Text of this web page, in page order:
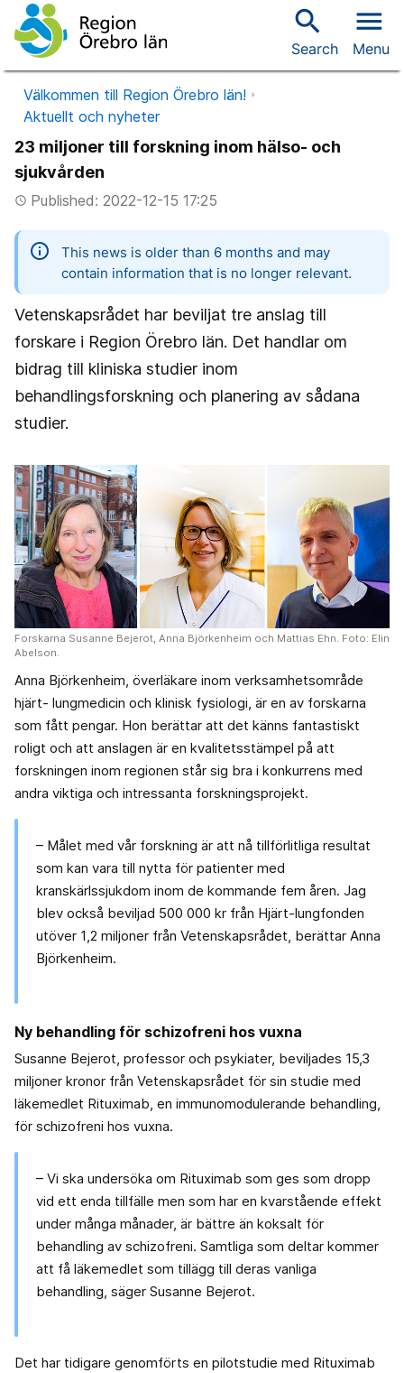
search
Search
menu
Menu
Välkommen till Region Örebro län!
Aktuellt och nyheter
23 miljoner till forskning inom hälso- och
sjukvården
access_timePublished: 2022-12-15 17:25
information
This news is older than 6 months and may
contain information that is no longer relevant.
Vetenskapsrådet har beviljat tre anslag till
forskare i Region Örebro län. Det handlar om
bidrag till kliniska studier inom
behandlingsforskning och planering av sådana
studier.
Forskarna Susanne Bejerot, Anna Björkenheim och Mattias Ehn. Foto: Elin
Abelson.
Anna Björkenheim, överläkare inom verksamhetsområde
hjärt- lungmedicin och klinisk fysiologi, är en av forskarna
som fått pengar. Hon berättar att det känns fantastiskt
roligt och att anslagen är en kvalitetsstämpel på att
forskningen inom regionen står sig bra i konkurrens med
andra viktiga och intressanta forskningsprojekt.
– Målet med vår forskning är att nå tillförlitliga resultat
som kan vara till nytta för patienter med
kranskärlssjukdom inom de kommande fem åren. Jag
blev också beviljad 500 000 kr från Hjärt-lungfonden
utöver 1,2 miljoner från Vetenskapsrådet, berättar Anna
Björkenheim.
Ny behandling för schizofreni hos vuxna
Susanne Bejerot, professor och psykiater, beviljades 15,3
miljoner kronor från Vetenskapsrådet för sin studie med
läkemedlet Rituximab, en immunomodulerande behandling,
för schizofreni hos vuxna.
– Vi ska undersöka om Rituximab som ges som dropp
vid ett enda tillfälle men som har en kvarstående effekt
under många månader, är bättre än koksalt för
behandling av schizofreni. Samtliga som deltar kommer
att få läkemedlet som tillägg till deras vanliga
behandling, säger Susanne Bejerot.
Det har tidigare genomförts en pilotstudie med Rituximab